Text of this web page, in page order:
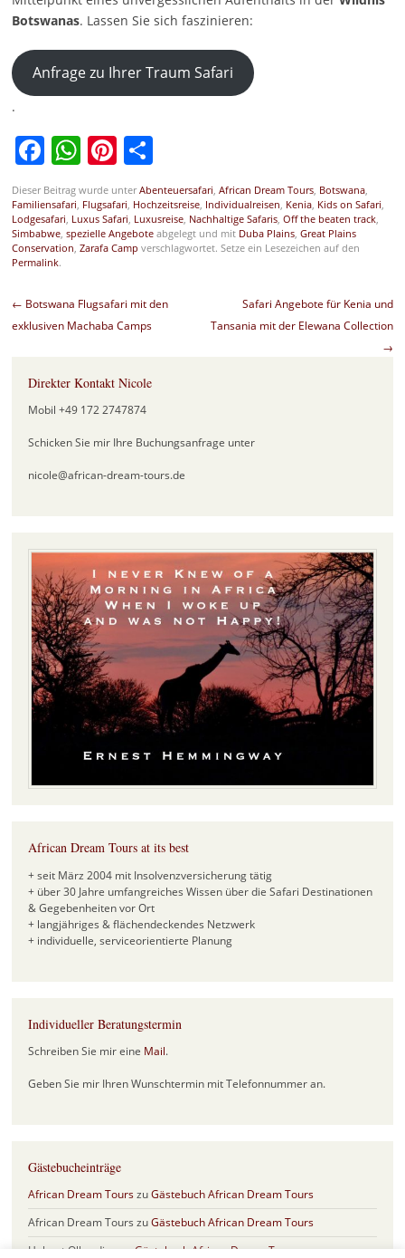
Botswanas. Lassen Sie sich faszinieren:
Anfrage zu Ihrer Traum Safari
.
Facebook
WhatsApp
Pinterest
Teilen
Dieser Beitrag wurde unterAbenteuersafari African Dream Tours, Botswana,
Familiensafari Flugsafari Hochzeitsreise, Individualreisen Kenia, Kids on Safari
Lodgesafari Luxus Safari Luxusreise, Nachhaltige Safaris, Off the beaten track,
Simbabwe, spezielle Angeboteabgelegt und mit Duba Plains, Great Plains
Conservation Zarafa Camp verschlagwortet. Setze ein Lesezeichen auf den
Permalink.
Beitragsnavigation
← Botswana Flugsafari mit den
exklusiven Machaba Camps
Safari Angebote für Kenia und
Tansania mit der Elewana Collection
→
Direkter Kontakt Nicole
Mobil +49 172 2747874
Schicken Sie mir Ihre Buchungsanfrage unter
nicole@african-dream-tours.de
African Dream Tours at its best
+ seit März 2004 mit Insolvenzversicherung tätig
+ über 30 Jahre umfangreiches Wissen über die Safari Destinationen
& Gegebenheiten vor Ort
+ langjähriges & flächendeckendes Netzwerk
+ individuelle, serviceorientierte Planung
Individueller Beratungstermin
Schreiben Sie mir eine Mail.
Geben Sie mir Ihren Wunschtermin mit Telefonnummer an.
Gästebucheinträge
African Dream TourszuGästebuch African Dream Tours
African Dream Tours zuGästebuch African Dream Tours
Helmut OlberdingzuGästebuch African Dream Tours